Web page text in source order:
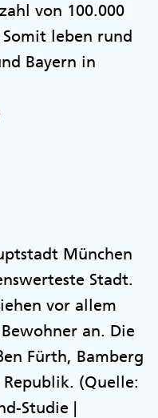
von 100.000
leben rund
Bayern in
München
Stadt.
vor allem
an. Die
Fürth, Bamberg
Republik. (Quelle:
Studie |